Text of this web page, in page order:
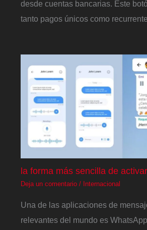
desde cuentas bancarias. Este
tanto pagos únicos como
la forma más sencilla de
Deja un comentario / Internacional
Una de las aplicaciones de
relevantes del mundo es